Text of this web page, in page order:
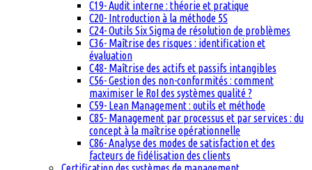
C19- Audit interne : théorie et pratique
C20- Introduction à la méthode 5S
C24- Outils Six Sigma de résolution de problèmes
C36- Maîtrise des risques : identification et
évaluation
C48- Maîtrise des actifs et passifs intangibles
C56- Gestion des non-conformités : comment
maximiser le RoI des systèmes qualité ?
C59- Lean Management : outils et méthode
C85- Management par processus et par services : du
concept à la maîtrise opérationnelle
C86- Analyse des modes de satisfaction et des
facteurs de fidélisation des clients